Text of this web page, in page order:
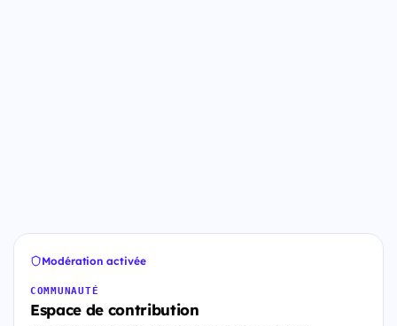
Modération activée
COMMUNAUTÉ
Espace de contribution